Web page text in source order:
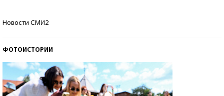
Новости СМИ2
ФОТОИСТОРИИ